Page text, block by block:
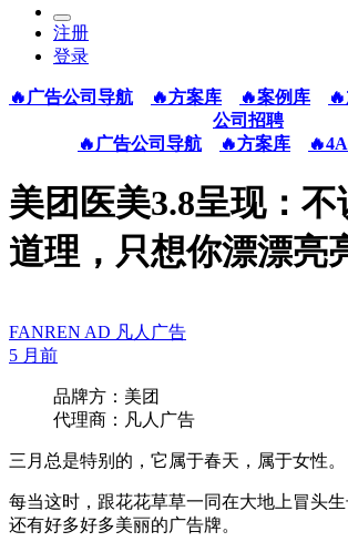
注册
登录
🔥广告公司导航 🔥方案库 🔥案例库
公司招聘
🔥广告公司导航
🔥方案库
美团医美3.8呈现：
道理，只想你漂漂亮
FANREN AD 凡人广告
5 月前
品牌方：美团
代理商：凡人广告
三月总是特别的，它属于春天，属于女性。
每当这时，跟花花草草一同在大地上冒头生
还有好多好多美丽的广告牌。